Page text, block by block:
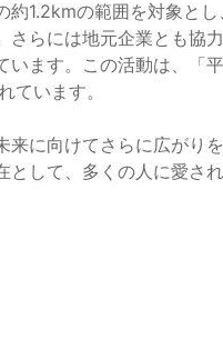
約1.2kmの範囲を対象と
さらには地元企業とも協
います。この活動は、「
ています。
来に向けてさらに広がり
として、多くの人に愛さ